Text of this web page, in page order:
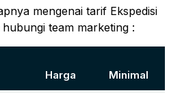
mengenai tarif Ekspedisi
team marketing :
Harga Minimal